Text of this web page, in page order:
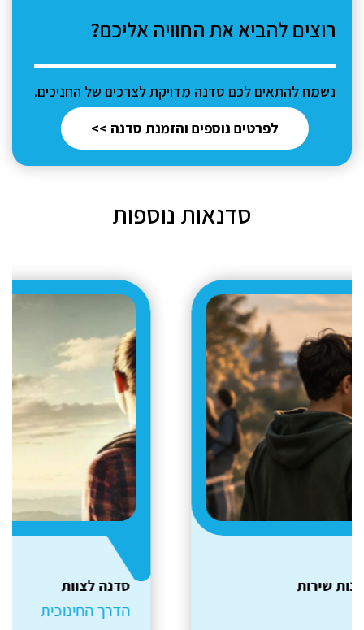
רוצים להביא את החוויה אליכם?
נשמח להתאים לכם סדנה מדויקת לצרכים של החניכים.
לפרטים נוספים והזמנת סדנה >>
סדנאות נוספות
סדנה לצוות